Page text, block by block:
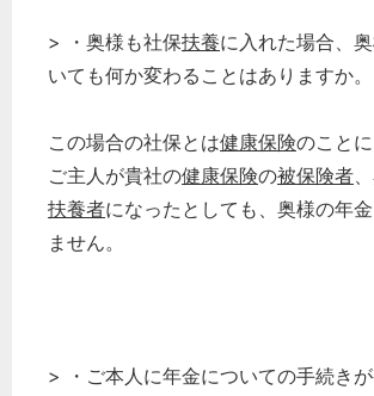
> ・奥様も社保扶養に入れた場合、
いても何か変わることはありますか
この場合の社保とは健康保険のことに
ご主人が貴社の健康保険の被保険者
扶養者になったとしても、奥様の年
ません。
> ・ご本人に年金についての手続き